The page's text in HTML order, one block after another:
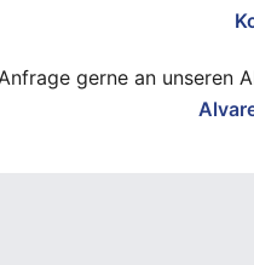
gerne an unseren